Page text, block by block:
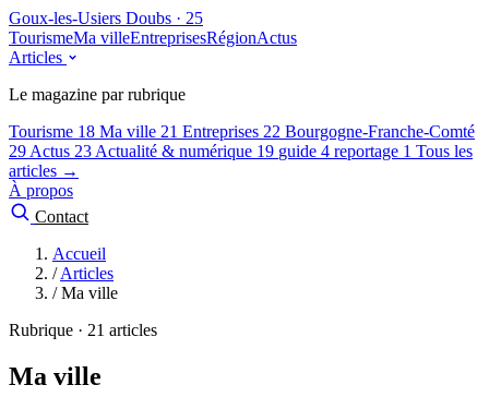
Goux-les-Usiers Doubs · 25
TourismeMa villeEntreprisesRégionActus
Articles
Le magazine par rubrique
Tourisme 18 Ma ville 21 Entreprises 22 Bourgogne-Franche-Comté
29 Actus 23 Actualité & numérique 19 guide 4 reportage 1 Tous les
articles →
À propos
Contact
Accueil
/ Articles
/ Ma ville
Rubrique · 21 articles
Ma ville